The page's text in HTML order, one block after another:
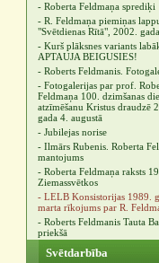
- Roberta Feldmaņa sprediķi
- R. Feldmaņa piemiņas
"Svētdienas Rītā", 2002.
- Kurš plāksnes variants
APTAUJA BEIGUSIES!
- Roberts Feldmanis.
- Fotogalerijas par prof.
Feldmaņa 100. dzimšanas
atzīmēšanu Kristus draudzē
gada 4. augustā
- Jubilejas norise
- Ilmārs Rubenis. Roberta
mantojums
- Roberta Feldmaņa raksts
Ziemassvētkos
- LELB Konsistorijas 1989.
marta rīkojums par R.
- Roberts Feldmanis Tauta
priekšā
Svētdarbība